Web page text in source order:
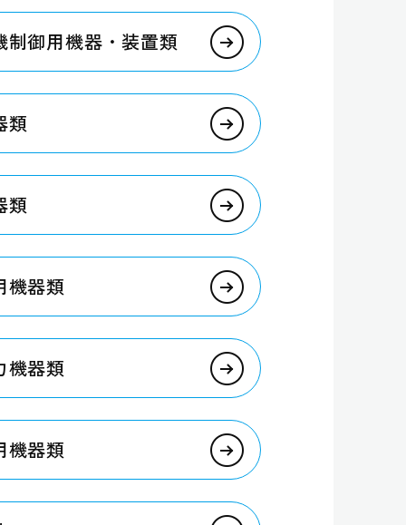
制御用機器・装置類
類
類
機器類
機器類
機器類